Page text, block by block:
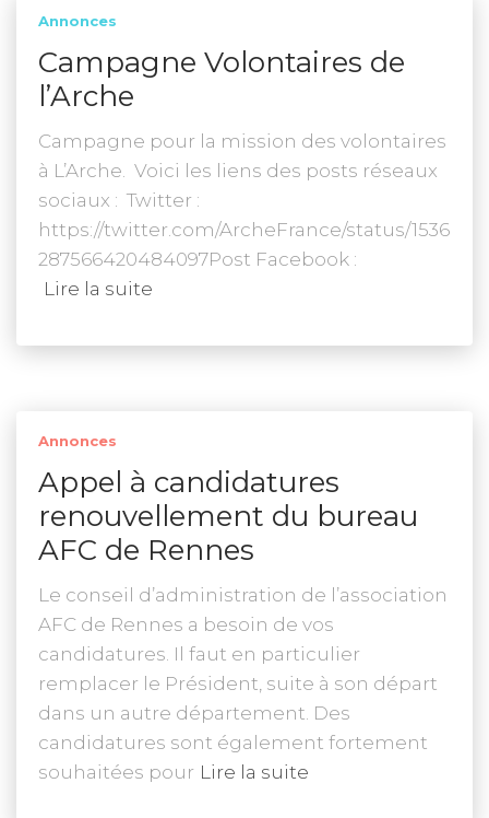
Annonces
Campagne Volontaires de
l’Arche
Campagne pour la mission des volontaires
à L’Arche. Voici les liens des posts réseaux
sociaux : Twitter :
https://twitter.com/ArcheFrance/status/1536
287566420484097Post Facebook :
Lire la suite
Annonces
Appel à candidatures
renouvellement du bureau
AFC de Rennes
Le conseil d’administration de l’association
AFC de Rennes a besoin de vos
candidatures. Il faut en particulier
remplacer le Président, suite à son départ
dans un autre département. Des
candidatures sont également fortement
souhaitées pour Lire la suite